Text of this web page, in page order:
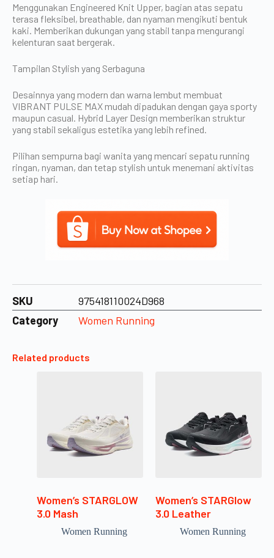
Menggunakan Engineered Knit Upper, bagian atas sepatu
terasa fleksibel, breathable, dan nyaman mengikuti bentuk
kaki. Memberikan dukungan yang stabil tanpa mengurangi
kelenturan saat bergerak.
Tampilan Stylish yang Serbaguna
Desainnya yang modern dan warna lembut membuat
VIBRANT PULSE MAX mudah dipadukan dengan gaya sporty
maupun casual. Hybrid Layer Design memberikan struktur
yang stabil sekaligus estetika yang lebih refined.
Pilihan sempurna bagi wanita yang mencari sepatu running
ringan, nyaman, dan tetap stylish untuk menemani aktivitas
setiap hari.
SKU
975418110024D968
Category
Women Running
Related products
Women’s STARGLOW
3.0 Mash
Women Running
Women’s STARGlow
3.0 Leather
Women Running